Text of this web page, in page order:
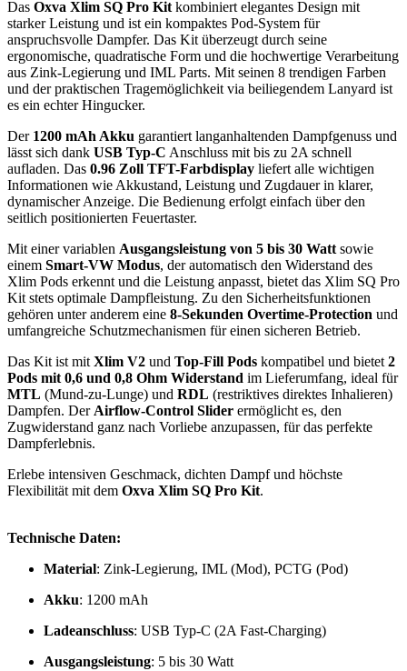
Das Oxva Xlim SQ Pro Kit kombiniert elegantes Design mit
starker Leistung und ist ein kompaktes Pod-System für
anspruchsvolle Dampfer. Das Kit überzeugt durch seine
ergonomische, quadratische Form und die hochwertige Verarbeitung
aus Zink-Legierung und IML Parts. Mit seinen 8 trendigen Farben
und der praktischen Tragemöglichkeit via beiliegendem Lanyard ist
es ein echter Hingucker.
Der 1200 mAh Akku garantiert langanhaltenden Dampfgenuss und
lässt sich dank USB Typ-C Anschluss mit bis zu 2A schnell
aufladen. Das 0.96 Zoll TFT-Farbdisplay liefert alle wichtigen
Informationen wie Akkustand, Leistung und Zugdauer in klarer,
dynamischer Anzeige. Die Bedienung erfolgt einfach über den
seitlich positionierten Feuertaster.
Mit einer variablen Ausgangsleistung von 5 bis 30 Watt sowie
einem Smart-VW Modus, der automatisch den Widerstand des
Xlim Pods erkennt und die Leistung anpasst, bietet das Xlim SQ Pro
Kit stets optimale Dampfleistung. Zu den Sicherheitsfunktionen
gehören unter anderem eine 8-Sekunden Overtime-Protection und
umfangreiche Schutzmechanismen für einen sicheren Betrieb.
Das Kit ist mit Xlim V2 und Top-Fill Pods kompatibel und bietet 2
Pods mit 0,6 und 0,8 Ohm Widerstand im Lieferumfang, ideal für
MTL (Mund-zu-Lunge) und RDL (restriktives direktes Inhalieren)
Dampfen. Der Airflow-Control Slider ermöglicht es, den
Zugwiderstand ganz nach Vorliebe anzupassen, für das perfekte
Dampferlebnis.
Erlebe intensiven Geschmack, dichten Dampf und höchste
Flexibilität mit dem Oxva Xlim SQ Pro Kit.
Technische Daten:
Material: Zink-Legierung, IML (Mod), PCTG (Pod)
Akku: 1200 mAh
Ladeanschluss: USB Typ-C (2A Fast-Charging)
Ausgangsleistung: 5 bis 30 Watt